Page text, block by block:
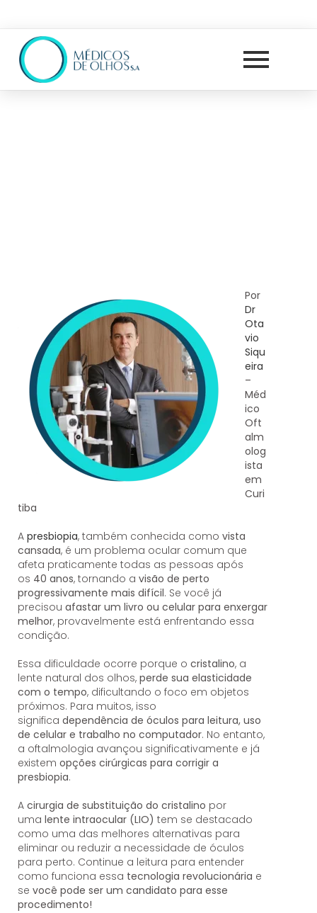
Por
Dr
Ota
vio
Siqu
eira
–
Méd
ico
Oft
alm
olog
ista
em
Curi
tiba
A presbiopia, também conhecida como vista
cansada, é um problema ocular comum que
afeta praticamente todas as pessoas após
os 40 anos, tornando a visão de perto
progressivamente mais difícil. Se você já
precisou afastar um livro ou celular para enxergar
melhor, provavelmente está enfrentando essa
condição.
Essa dificuldade ocorre porque o cristalino, a
lente natural dos olhos, perde sua elasticidade
com o tempo, dificultando o foco em objetos
próximos. Para muitos, isso
significa dependência de óculos para leitura, uso
de celular e trabalho no computador. No entanto,
a oftalmologia avançou significativamente e já
existem opções cirúrgicas para corrigir a
presbiopia.
A cirurgia de substituição do cristalino por
uma lente intraocular (LIO) tem se destacado
como uma das melhores alternativas para
eliminar ou reduzir a necessidade de óculos
para perto. Continue a leitura para entender
como funciona essa tecnologia revolucionária e
se você pode ser um candidato para esse
procedimento!